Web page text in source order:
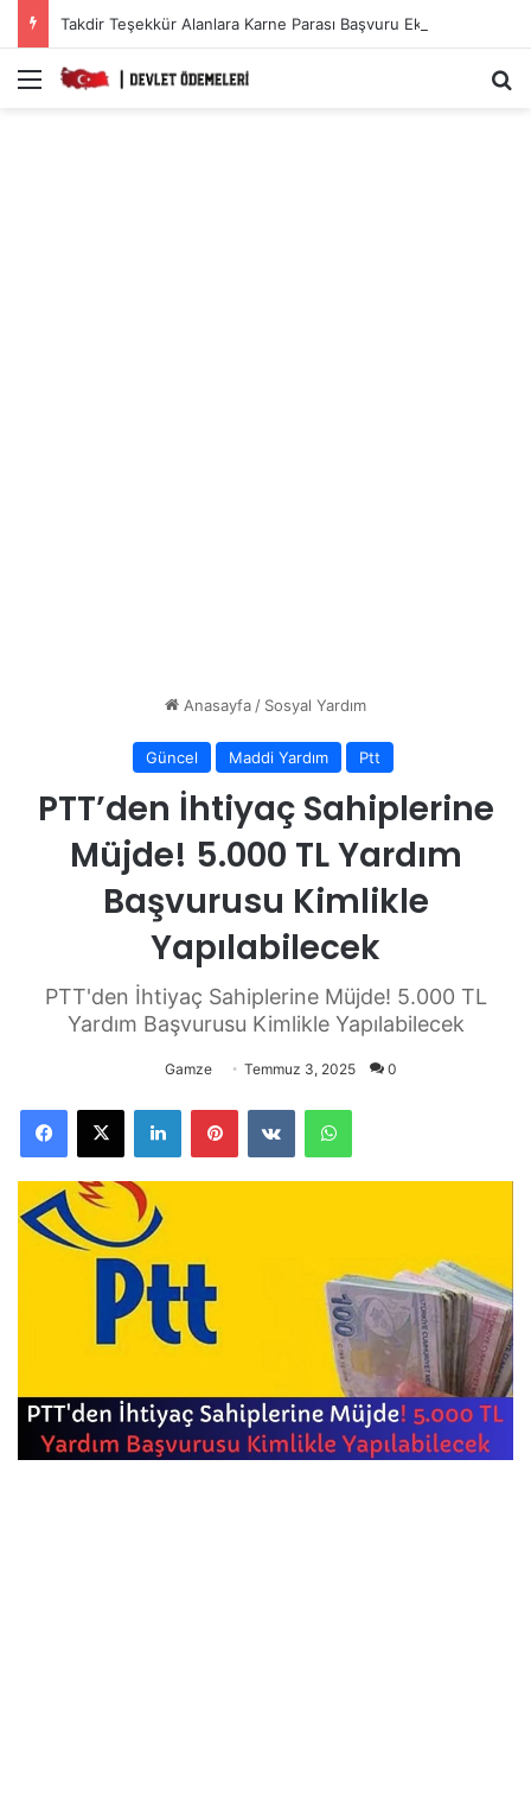
Takdir Teşekkür Alanlara Karne Parası Başvuru Ekranı.
Menü
Anasayfa/ Sosyal Yardım
Güncel Maddi Yardım Ptt
PTT’den İhtiyaç Sahiplerine
Müjde! 5.000 TL Yardım
Başvurusu Kimlikle
Yapılabilecek
PTT'den İhtiyaç Sahiplerine Müjde! 5.000 TL
Yardım Başvurusu Kimlikle Yapılabilecek
Gamze Temmuz 3, 2025 0